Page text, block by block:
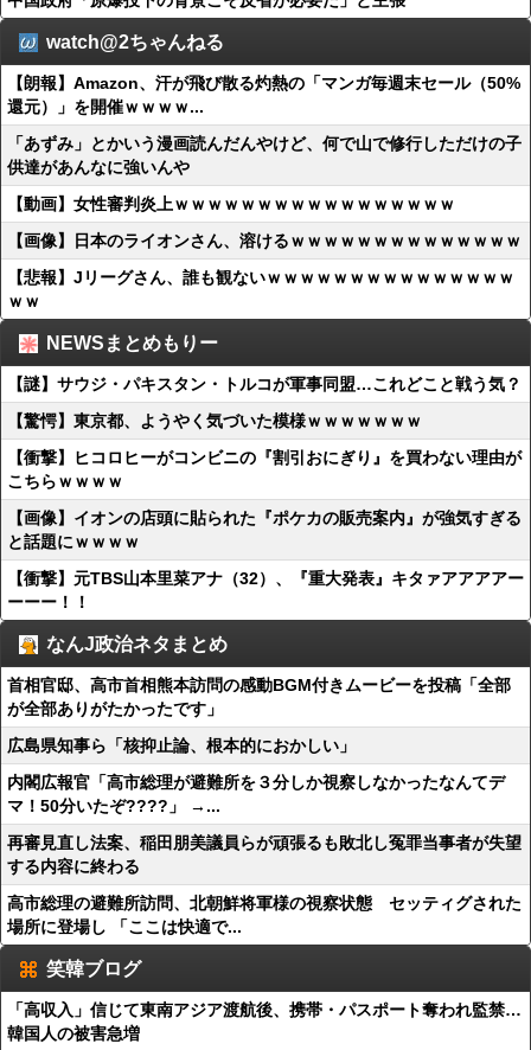
watch@2ちゃんねる
【朗報】Amazon、汗が飛び散る灼熱の「マンガ毎週末セール（50%
還元）」を開催ｗｗｗｗ...
「あずみ」とかいう漫画読んだんやけど、何で山で修行しただけの子
供達があんなに強いんや
【動画】女性審判炎上ｗｗｗｗｗｗｗｗｗｗｗｗｗｗｗｗｗ
【画像】日本のライオンさん、溶けるｗｗｗｗｗｗｗｗｗｗｗｗｗｗ
【悲報】Jリーグさん、誰も観ないｗｗｗｗｗｗｗｗｗｗｗｗｗｗｗ
ｗｗ
NEWSまとめもりー
【謎】サウジ・パキスタン・トルコが軍事同盟…これどこと戦う気？
【驚愕】東京都、ようやく気づいた模様ｗｗｗｗｗｗｗ
【衝撃】ヒコロヒーがコンビニの『割引おにぎり』を買わない理由が
こちらｗｗｗｗ
【画像】イオンの店頭に貼られた『ポケカの販売案内』が強気すぎる
と話題にｗｗｗｗ
【衝撃】元TBS山本里菜アナ（32）、『重大発表』キタァアアアアー
ーーー！！
なんJ政治ネタまとめ
首相官邸、高市首相熊本訪問の感動BGM付きムービーを投稿「全部
が全部ありがたかったです」
広島県知事ら「核抑止論、根本的におかしい」
内閣広報官「高市総理が避難所を３分しか視察しなかったなんてデ
マ！50分いたぞ????」 →...
再審見直し法案、稲田朋美議員らが頑張るも敗北し冤罪当事者が失望
する内容に終わる
高市総理の避難所訪問、北朝鮮将軍様の視察状態 セッティグされた
場所に登場し 「ここは快適で...
笑韓ブログ
「高収入」信じて東南アジア渡航後、携帯・パスポート奪われ監禁…
韓国人の被害急増